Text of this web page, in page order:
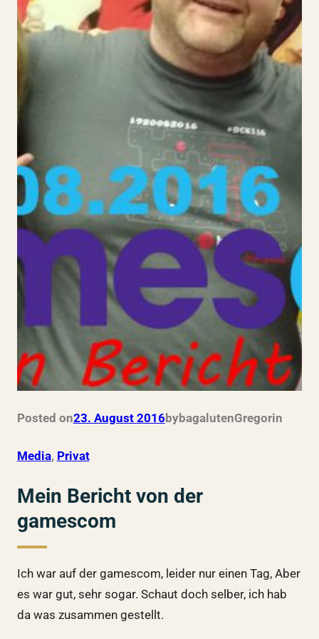
Posted on23. August 2016bybagalutenGregorin
Media, Privat
Mein Bericht von der
gamescom
Ich war auf der gamescom, leider nur einen Tag, Aber
es war gut, sehr sogar. Schaut doch selber, ich hab
da was zusammen gestellt.